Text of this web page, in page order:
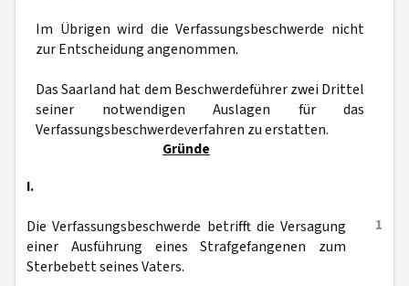
Im Übrigen wird die Verfassungsbeschwerde nicht
zur Entscheidung angenommen.
Das Saarland hat dem Beschwerdeführer zwei Drittel
seiner notwendigen Auslagen für das
Verfassungsbeschwerdeverfahren zu erstatten.
Gründe
I.
1
Die Verfassungsbeschwerde betrifft die Versagung
einer Ausführung eines Strafgefangenen zum
Sterbebett seines Vaters.